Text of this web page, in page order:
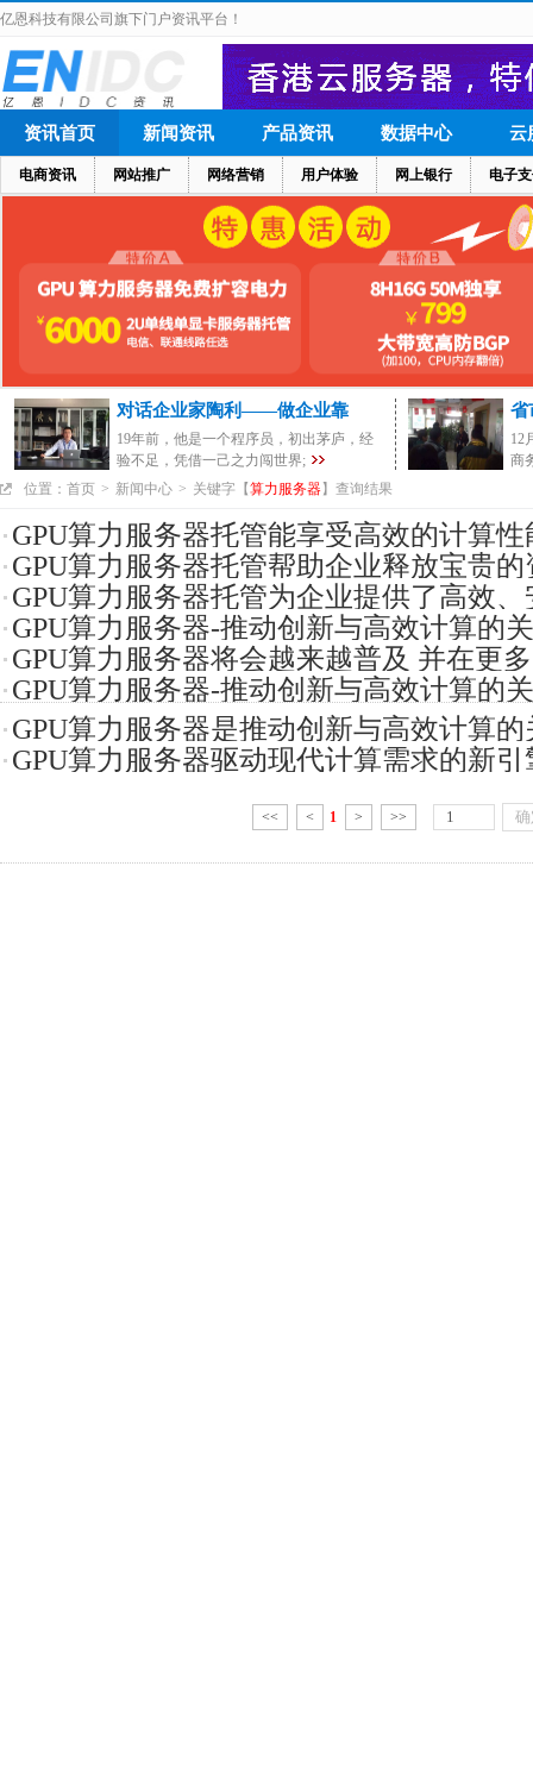
亿恩科技有限公司旗下门户资讯平台！
资讯首页
电商资讯 网站推广 网络营销 用户体验 网上银行 电子
新闻资讯 产品资讯 数据中心 云
对话企业家陶利——做企业靠
19年前，他是一个程序员，初出茅庐，经
验不足，凭借一己之力闯世界;
省
12
商
位置： 首页 > 新闻中心 > 关键字【算力服务器】查询结果
GPU算力服务器托管能享受高效的计算
安全和
GPU算力服务器托管帮助企业释放宝贵
核心业务
GPU算力服务器托管为企业提供了高效
的IT解
GPU算力服务器-推动创新与高效计算的
各业的
GPU算力服务器将会越来越普及 并在更
要作用
GPU算力服务器-推动创新与高效计算的
各业的
GPU算力服务器是推动创新与高效计算
各业的
GPU算力服务器驱动现代计算需求的新
<< < 1 > >>